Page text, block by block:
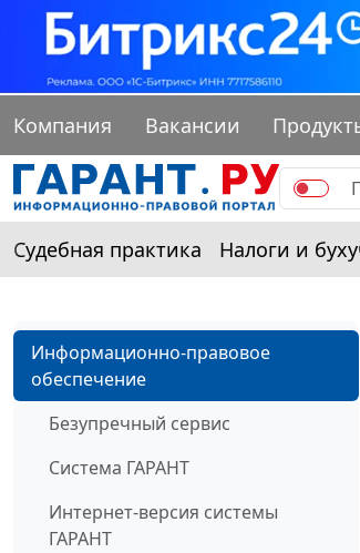
Компания Вакансии
Судебная практика Налоги и
Информационно-правовое
обеспечение
Безупречный сервис
Система ГАРАНТ
Интернет-версия системы
ГАРАНТ